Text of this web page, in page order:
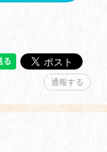
通報する